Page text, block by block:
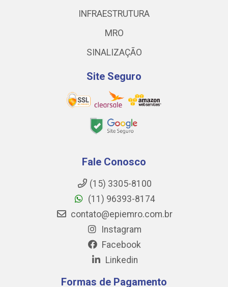
INFRAESTRUTURA
MRO
SINALIZAÇÃO
Site Seguro
Fale Conosco
(15) 3305-8100
(11) 96393-8174
contato@epiemro.com.br
Instagram
Facebook
Linkedin
Formas de Pagamento